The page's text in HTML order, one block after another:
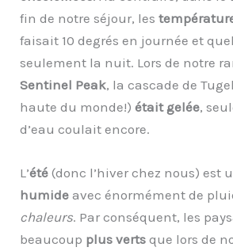
fin de notre séjour, les
faisait 10 degrés en journée et
seulement la nuit. Lors de notre
Sentinel Peak, la cascade de
haute du monde!) était gelée,
d’eau coulait encore.
L’été (donc l’hiver chez nous) est
humide avec énormément de
chaleurs. Par conséquent, les
beaucoup plus verts que lors de